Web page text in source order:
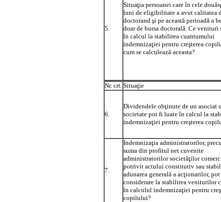
5.
Situaţia persoanei care în cele
luni de eligibilitate a avut calitatea
doctorand şi pe această perioadă a
doar de bursa doctorală. Ce venituri
în calcul la stabilirea cuantumului
indemnizaţiei pentru creşterea
cum se calculează aceasta?
Nr. crt. Situaţie
6.
Dividendele obţinute de un asociat
societate pot fi luate în calcul la
indemnizaţiei pentru creşterea
7.
Indemnizaţia administratorilor,
suma din profitul net cuvenite
administratorilor societăţilor
potrivit actului constitutiv sau
adunarea generală a acţionarilor,
considerare la stabilirea veniturilor
în calculul indemnizaţiei pentru
copilului?